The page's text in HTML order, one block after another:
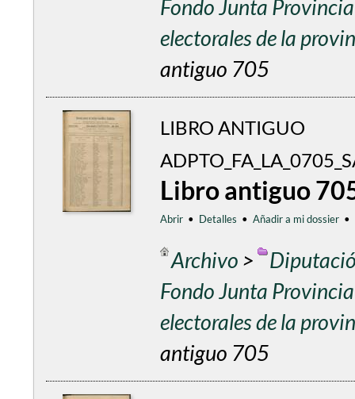
Fondo Junta
electorales de la
antiguo 705
LIBRO ANTIGUO
Libro antiguo
Abrir • Detalles • Añadir a mi dossier •
Archivo >
Fondo Junta
electorales de la
antiguo 705